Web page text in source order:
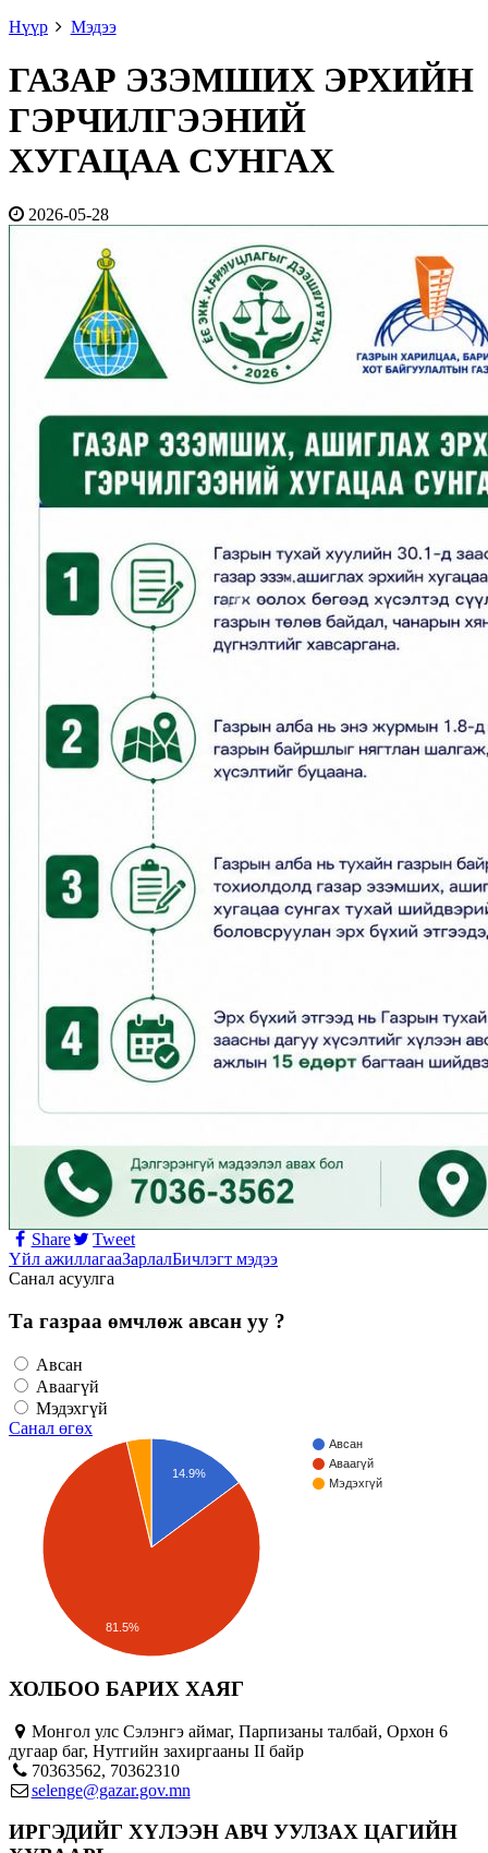
Нүүр
Мэдээ
ГАЗАР ЭЗЭМШИХ ЭРХИЙН
ГЭРЧИЛГЭЭНИЙ
ХУГАЦАА СУНГАХ
2026-05-28
Share
Tweet
Үйл ажиллагааЗарлалБичлэгт мэдээ
Санал асуулга
Та газраа өмчлөж авсан уу ?
Авсан
Аваагүй
Мэдэхгүй
Санал өгөх
Авсан
Аваагүй
Мэдэхгүй
14.9%
81.5%
ХОЛБОО БАРИХ ХАЯГ
Монгол улс Сэлэнгэ аймаг, Парпизаны талбай, Орхон 6
дугаар баг, Нутгийн захиргааны II байр
70363562, 70362310
selenge@gazar.gov.mn
ИРГЭДИЙГ ХҮЛЭЭН АВЧ УУЛЗАХ ЦАГИЙН